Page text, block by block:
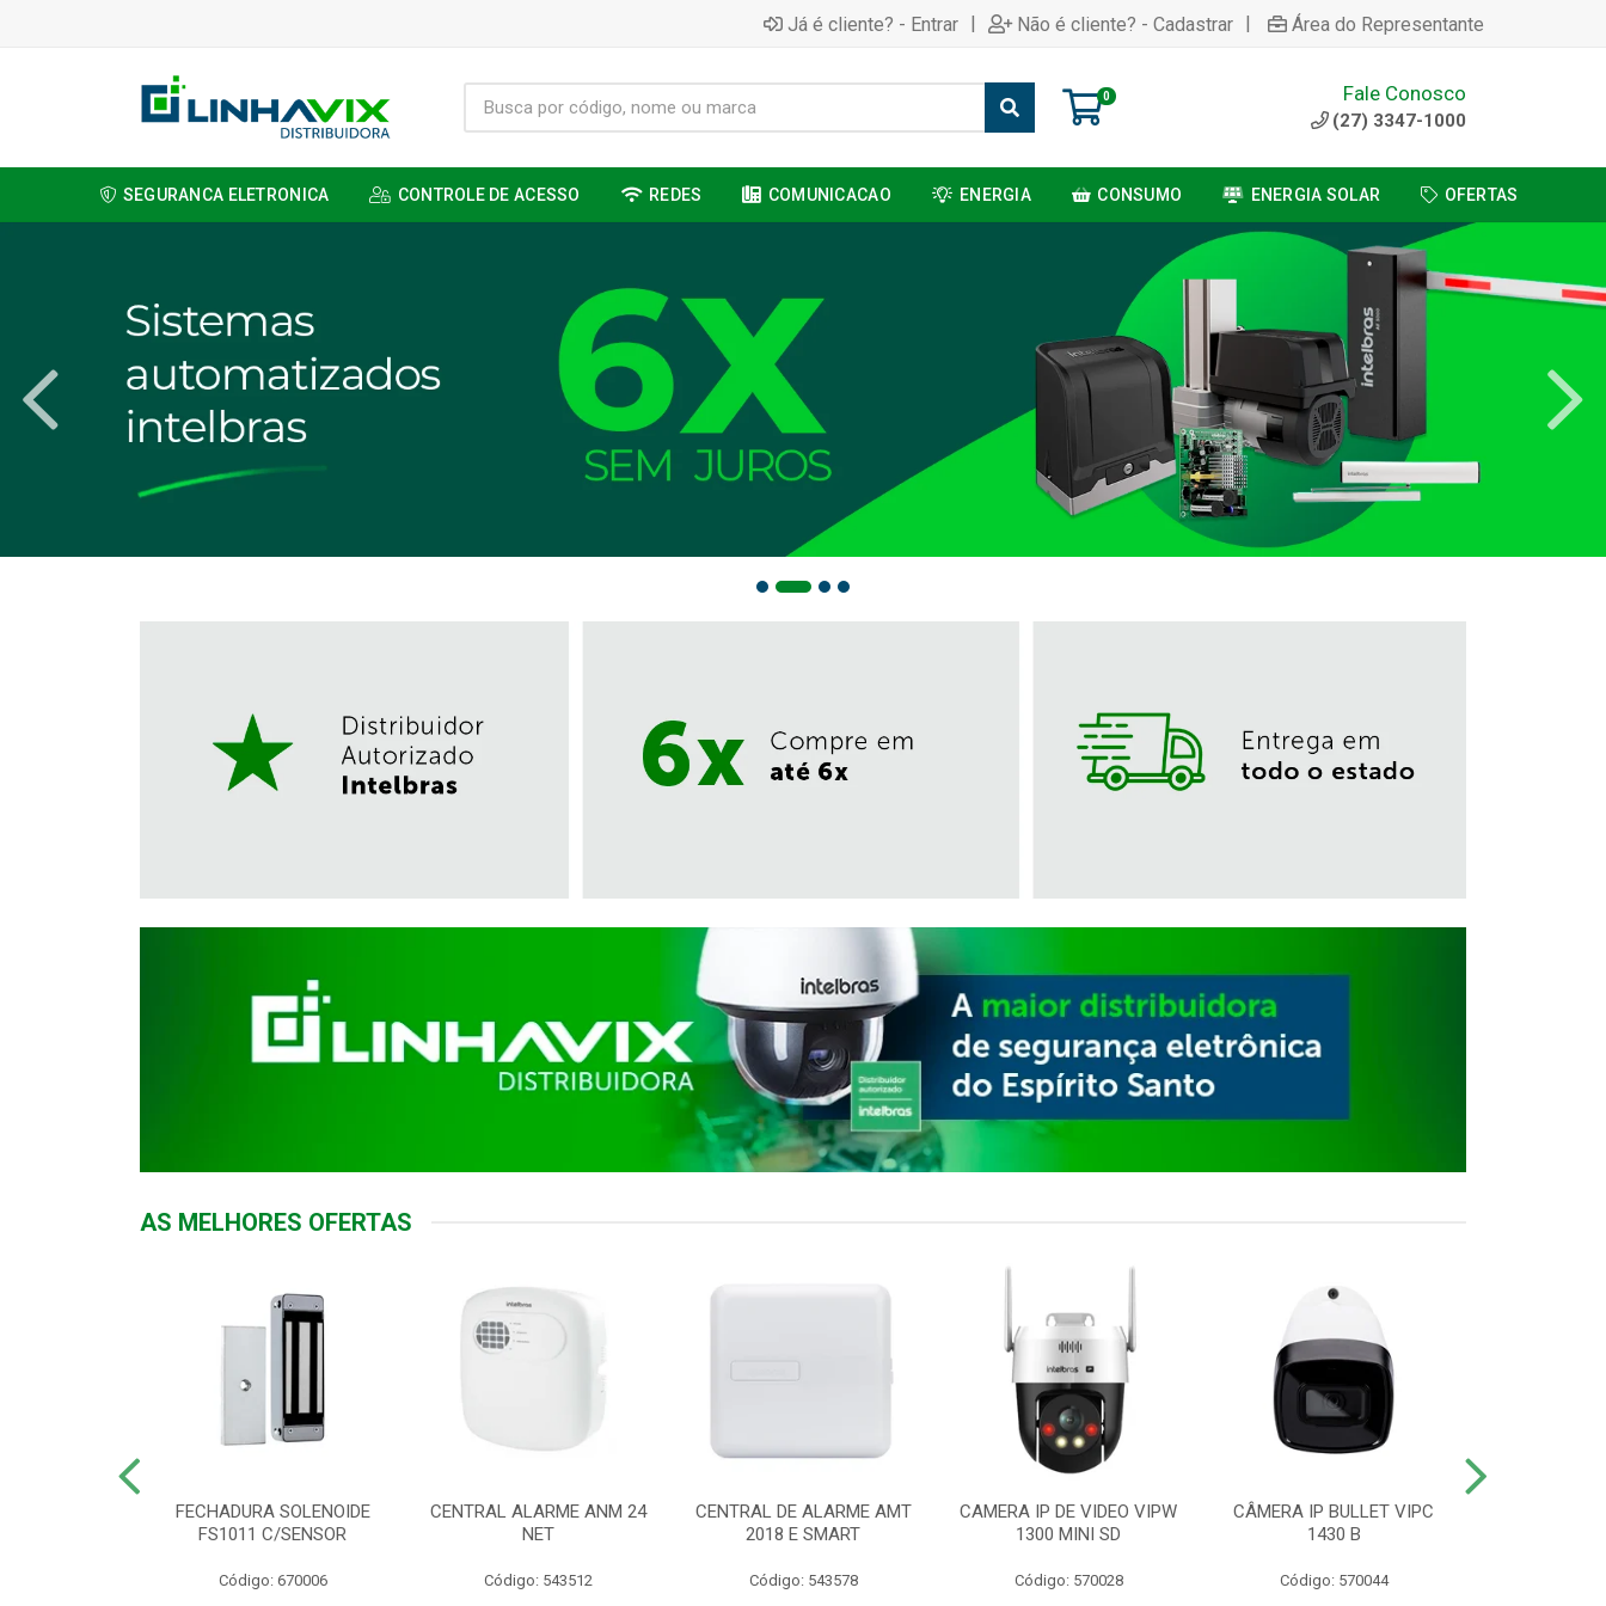
Já é cliente? - Entrar | Não é cliente? - Cadastrar | Área do Representante
0 Fale Conosco
(27) 3347-1000
SEGURANCA ELETRONICA CONTROLE DE ACESSO REDES COMUNICACAO ENERGIA CONSUMO ENERGIA SOLAR OFERTAS
AS MELHORES OFERTAS
FECHADURA SOLENOIDE
FS1011 C/SENSOR
Código: 670006
CENTRAL ALARME ANM 24
NET
Código: 543512
CENTRAL DE ALARME AMT
2018 E SMART
Código: 543578
CAMERA IP DE VIDEO VIPW
1300 MINI SD
Código: 570028
CÂMERA IP BULLET VIPC
1430 B
Código: 570044